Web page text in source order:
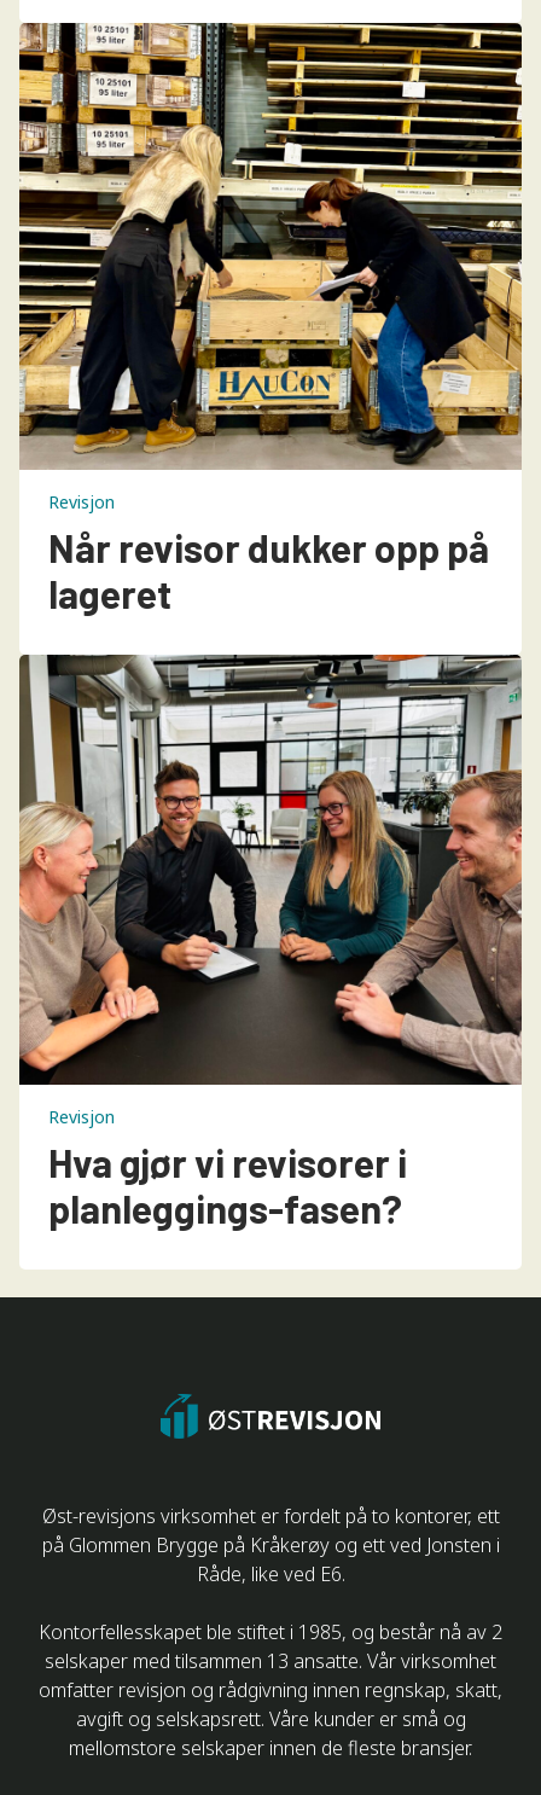
Revisjon
Når revisor dukker opp på
lageret
Revisjon
Hva gjør vi revisorer i
planleggings-fasen?
Øst-revisjons virksomhet er fordelt på to kontorer, ett
på Glommen Brygge på Kråkerøy og ett ved Jonsten i
Råde, like ved E6.
Kontorfellesskapet ble stiftet i 1985, og består nå av 2
selskaper med tilsammen 13 ansatte. Vår virksomhet
omfatter revisjon og rådgivning innen regnskap, skatt,
avgift og selskapsrett. Våre kunder er små og
mellomstore selskaper innen de fleste bransjer.